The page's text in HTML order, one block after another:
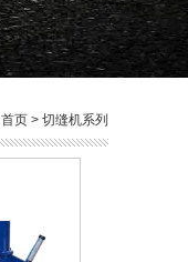
首页 > 切缝机系列